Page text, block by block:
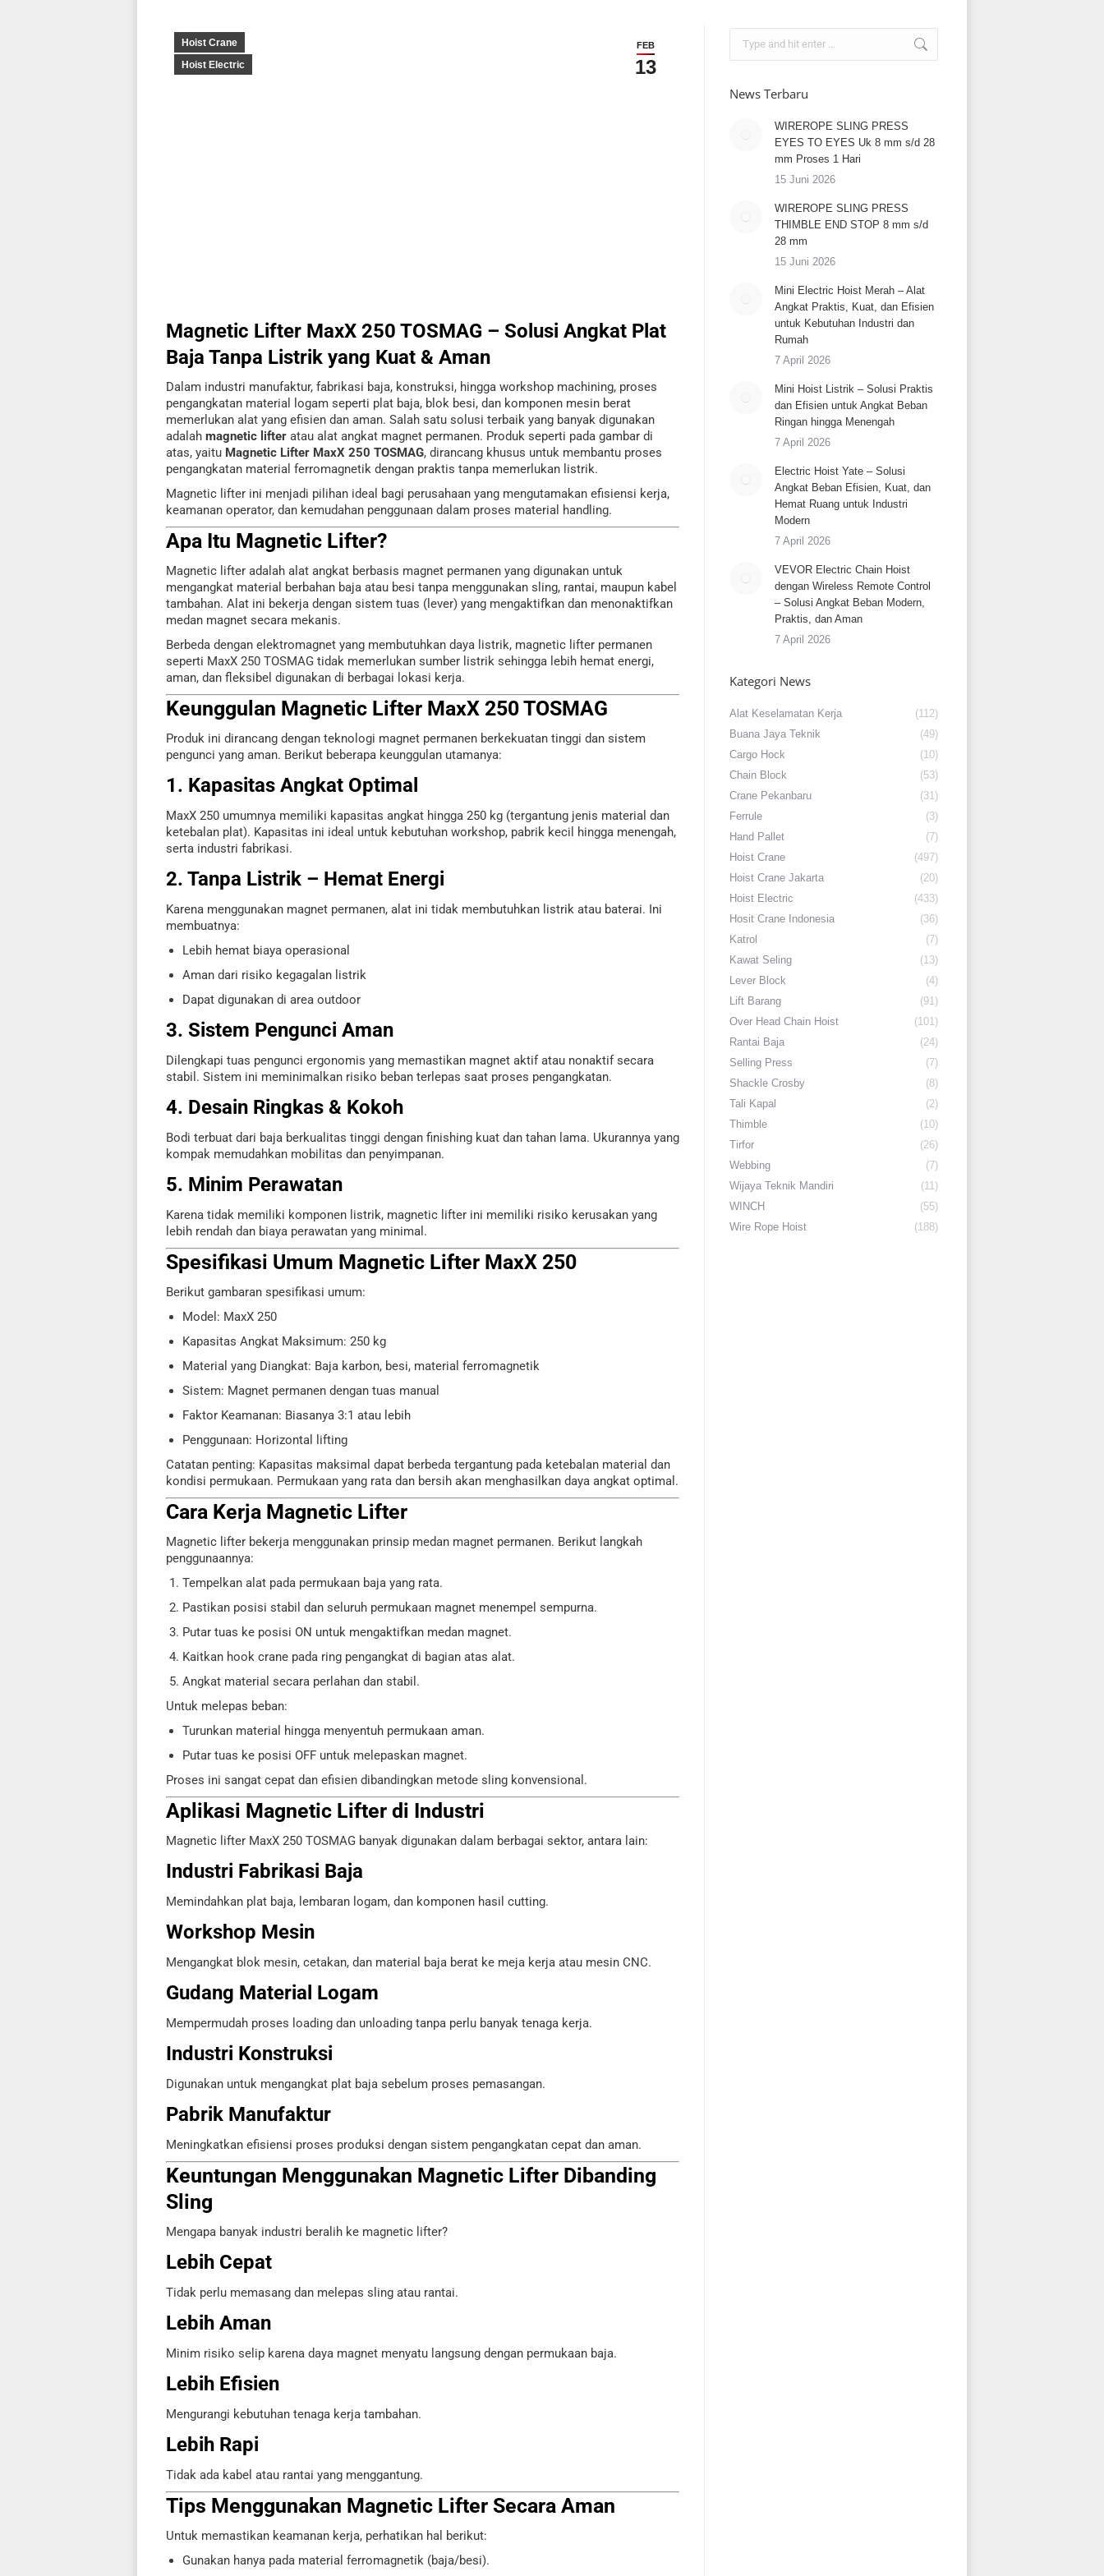
FEB
13
Hoist Crane
Hoist Electric
Magnetic Lifter MaxX 250 TOSMAG – Solusi Angkat Plat
Baja Tanpa Listrik yang Kuat & Aman
Dalam industri manufaktur, fabrikasi baja, konstruksi, hingga workshop machining, proses
pengangkatan material logam seperti plat baja, blok besi, dan komponen mesin berat
memerlukan alat yang efisien dan aman. Salah satu solusi terbaik yang banyak digunakan
adalah magnetic lifter atau alat angkat magnet permanen. Produk seperti pada gambar di
atas, yaitu Magnetic Lifter MaxX 250 TOSMAG, dirancang khusus untuk membantu proses
pengangkatan material ferromagnetik dengan praktis tanpa memerlukan listrik.
Magnetic lifter ini menjadi pilihan ideal bagi perusahaan yang mengutamakan efisiensi kerja,
keamanan operator, dan kemudahan penggunaan dalam proses material handling.
Apa Itu Magnetic Lifter?
Magnetic lifter adalah alat angkat berbasis magnet permanen yang digunakan untuk
mengangkat material berbahan baja atau besi tanpa menggunakan sling, rantai, maupun kabel
tambahan. Alat ini bekerja dengan sistem tuas (lever) yang mengaktifkan dan menonaktifkan
medan magnet secara mekanis.
Berbeda dengan elektromagnet yang membutuhkan daya listrik, magnetic lifter permanen
seperti MaxX 250 TOSMAG tidak memerlukan sumber listrik sehingga lebih hemat energi,
aman, dan fleksibel digunakan di berbagai lokasi kerja.
Keunggulan Magnetic Lifter MaxX 250 TOSMAG
Produk ini dirancang dengan teknologi magnet permanen berkekuatan tinggi dan sistem
pengunci yang aman. Berikut beberapa keunggulan utamanya:
1. Kapasitas Angkat Optimal
MaxX 250 umumnya memiliki kapasitas angkat hingga 250 kg (tergantung jenis material dan
ketebalan plat). Kapasitas ini ideal untuk kebutuhan workshop, pabrik kecil hingga menengah,
serta industri fabrikasi.
2. Tanpa Listrik – Hemat Energi
Karena menggunakan magnet permanen, alat ini tidak membutuhkan listrik atau baterai. Ini
membuatnya:
Lebih hemat biaya operasional
Aman dari risiko kegagalan listrik
Dapat digunakan di area outdoor
3. Sistem Pengunci Aman
Dilengkapi tuas pengunci ergonomis yang memastikan magnet aktif atau nonaktif secara
stabil. Sistem ini meminimalkan risiko beban terlepas saat proses pengangkatan.
4. Desain Ringkas & Kokoh
Bodi terbuat dari baja berkualitas tinggi dengan finishing kuat dan tahan lama. Ukurannya yang
kompak memudahkan mobilitas dan penyimpanan.
5. Minim Perawatan
Karena tidak memiliki komponen listrik, magnetic lifter ini memiliki risiko kerusakan yang
lebih rendah dan biaya perawatan yang minimal.
Spesifikasi Umum Magnetic Lifter MaxX 250
Berikut gambaran spesifikasi umum:
Model: MaxX 250
Kapasitas Angkat Maksimum: 250 kg
Material yang Diangkat: Baja karbon, besi, material ferromagnetik
Sistem: Magnet permanen dengan tuas manual
Faktor Keamanan: Biasanya 3:1 atau lebih
Penggunaan: Horizontal lifting
Catatan penting: Kapasitas maksimal dapat berbeda tergantung pada ketebalan material dan
kondisi permukaan. Permukaan yang rata dan bersih akan menghasilkan daya angkat optimal.
Cara Kerja Magnetic Lifter
Magnetic lifter bekerja menggunakan prinsip medan magnet permanen. Berikut langkah
penggunaannya:
Tempelkan alat pada permukaan baja yang rata.
Pastikan posisi stabil dan seluruh permukaan magnet menempel sempurna.
Putar tuas ke posisi ON untuk mengaktifkan medan magnet.
Kaitkan hook crane pada ring pengangkat di bagian atas alat.
Angkat material secara perlahan dan stabil.
Untuk melepas beban:
Turunkan material hingga menyentuh permukaan aman.
Putar tuas ke posisi OFF untuk melepaskan magnet.
Proses ini sangat cepat dan efisien dibandingkan metode sling konvensional.
Aplikasi Magnetic Lifter di Industri
Magnetic lifter MaxX 250 TOSMAG banyak digunakan dalam berbagai sektor, antara lain:
Industri Fabrikasi Baja
Memindahkan plat baja, lembaran logam, dan komponen hasil cutting.
Workshop Mesin
Mengangkat blok mesin, cetakan, dan material baja berat ke meja kerja atau mesin CNC.
Gudang Material Logam
Mempermudah proses loading dan unloading tanpa perlu banyak tenaga kerja.
Industri Konstruksi
Digunakan untuk mengangkat plat baja sebelum proses pemasangan.
Pabrik Manufaktur
Meningkatkan efisiensi proses produksi dengan sistem pengangkatan cepat dan aman.
Keuntungan Menggunakan Magnetic Lifter Dibanding
Sling
Mengapa banyak industri beralih ke magnetic lifter?
Lebih Cepat
Tidak perlu memasang dan melepas sling atau rantai.
Lebih Aman
Minim risiko selip karena daya magnet menyatu langsung dengan permukaan baja.
Lebih Efisien
Mengurangi kebutuhan tenaga kerja tambahan.
Lebih Rapi
Tidak ada kabel atau rantai yang menggantung.
Tips Menggunakan Magnetic Lifter Secara Aman
Untuk memastikan keamanan kerja, perhatikan hal berikut:
Gunakan hanya pada material ferromagnetik (baja/besi).
News Terbaru
WIREROPE SLING PRESS
EYES TO EYES Uk 8 mm s/d 28
mm Proses 1 Hari
15 Juni 2026
WIREROPE SLING PRESS
THIMBLE END STOP 8 mm s/d
28 mm
15 Juni 2026
Mini Electric Hoist Merah – Alat
Angkat Praktis, Kuat, dan Efisien
untuk Kebutuhan Industri dan
Rumah
7 April 2026
Mini Hoist Listrik – Solusi Praktis
dan Efisien untuk Angkat Beban
Ringan hingga Menengah
7 April 2026
Electric Hoist Yate – Solusi
Angkat Beban Efisien, Kuat, dan
Hemat Ruang untuk Industri
Modern
7 April 2026
VEVOR Electric Chain Hoist
dengan Wireless Remote Control
– Solusi Angkat Beban Modern,
Praktis, dan Aman
7 April 2026
Kategori News
Alat Keselamatan Kerja
(112)
Buana Jaya Teknik
(49)
Cargo Hock
(10)
Chain Block
(53)
Crane Pekanbaru
(31)
Ferrule
(3)
Hand Pallet
(7)
Hoist Crane
(497)
Hoist Crane Jakarta
(20)
Hoist Electric
(433)
Hosit Crane Indonesia
(36)
Katrol
(7)
Kawat Seling
(13)
Lever Block
(4)
Lift Barang
(91)
Over Head Chain Hoist
(101)
Rantai Baja
(24)
Selling Press
(7)
Shackle Crosby
(8)
Tali Kapal
(2)
Thimble
(10)
Tirfor
(26)
Webbing
(7)
Wijaya Teknik Mandiri
(11)
WINCH
(55)
Wire Rope Hoist
(188)